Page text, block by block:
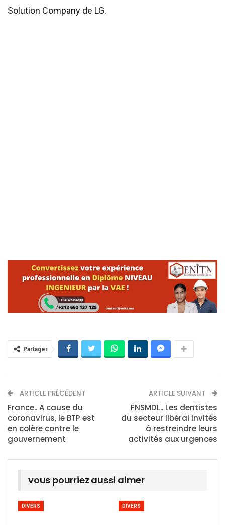
Solution Company de LG.
Partager
ARTICLE PRÉCÉDENT
France.. A cause du
coronavirus, le BTP est
en colère contre le
gouvernement
ARTICLE SUIVANT
FNSMDL.. Les dentistes
du secteur libéral invités
à restreindre leurs
activités aux urgences
vous pourriez aussi aimer
DIVERS DIVERS